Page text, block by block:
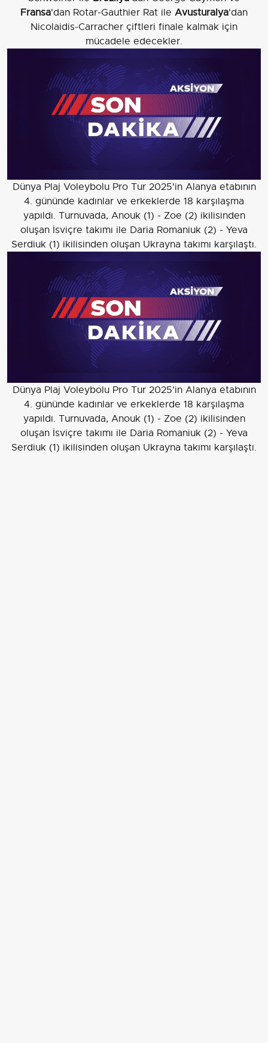
Fransa'dan Rotar-Gauthier Rat ile Avusturalya'dan
Nicolaidis-Carracher çiftleri finale kalmak için
mücadele edecekler.
Dünya Plaj Voleybolu Pro Tur 2025'in Alanya etabının
4. gününde kadınlar ve erkeklerde 18 karşılaşma
yapıldı. Turnuvada, Anouk (1) - Zoe (2) ikilisinden
oluşan İsviçre takımı ile Daria Romaniuk (2) - Yeva
Serdiuk (1) ikilisinden oluşan Ukrayna takımı karşılaştı.
Dünya Plaj Voleybolu Pro Tur 2025'in Alanya etabının
4. gününde kadınlar ve erkeklerde 18 karşılaşma
yapıldı. Turnuvada, Anouk (1) - Zoe (2) ikilisinden
oluşan İsviçre takımı ile Daria Romaniuk (2) - Yeva
Serdiuk (1) ikilisinden oluşan Ukrayna takımı karşılaştı.